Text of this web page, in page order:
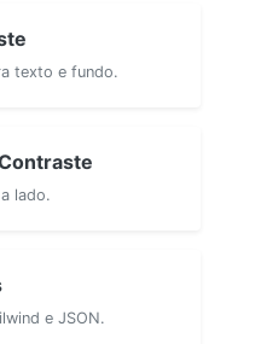
texto e fundo.
lado.
e JSON.